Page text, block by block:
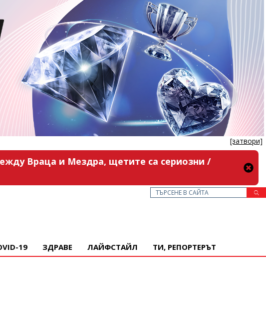
[затвори]
Враца и Мездра, щетите са сериозни /
19 ЗДРАВЕ ЛАЙФСТАЙЛ ТИ, РЕПОРТЕРЪТ